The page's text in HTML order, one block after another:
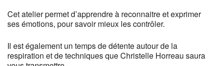
Cet atelier permet d’apprendre à reconnaitre et exprimer
ses émotions, pour savoir mieux les contrôler.
Il est également un temps de détente autour de la
respiration et de techniques que Christelle Horreau saura